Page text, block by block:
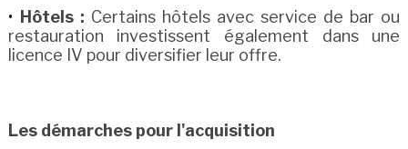
Hôtels : Certains hôtels avec service de bar ou
restauration investissent également dans une
licence IV pour diversifier leur offre.
Les démarches pour l'acquisition